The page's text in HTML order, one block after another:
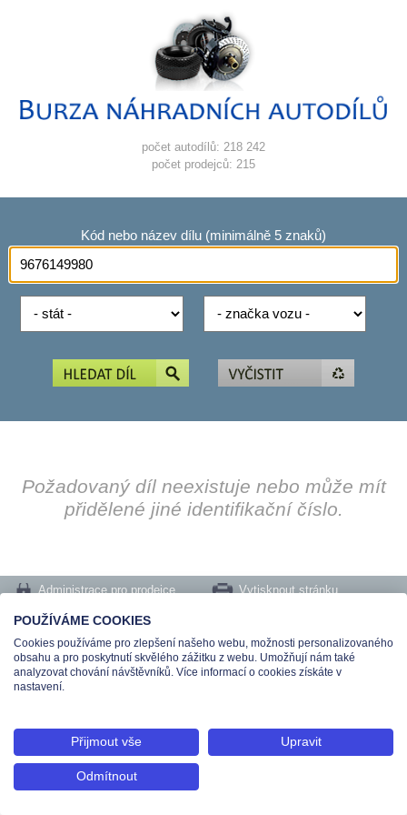
počet autodílů: 218 242
počet prodejců: 215
Kód nebo název dílu (minimálně 5 znaků)
Požadovaný díl neexistuje nebo může mít
přidělené jiné identifikační číslo.
Administrace pro prodejce
Vytisknout stránku
Nastavení cookies
Tel.: +420 491 519 500 | E-mail: helpdesk@teas.cz | Provozovna: tř. T.Bati 299,
763 02 Zlín
© 2026 Teas spol. s r. o., Platnéřská 88/9, 110 00 Praha 1 - Staré Město, IČO:
48906565, DIČ: CZ699008048, Zapsána v OR vedeném u Městského soudu v
POUŽÍVÁME COOKIES
Cookies používáme pro zlepšení našeho webu, možnosti personalizovaného
obsahu a pro poskytnutí skvělého zážitku z webu. Umožňují nám také
analyzovat chování návštěvníků. Více informací o cookies získáte v
nastavení.
Přijmout vše Upravit
Odmítnout